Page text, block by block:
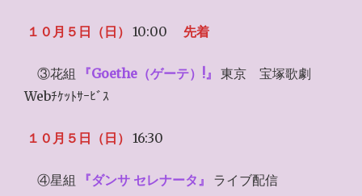
１０月５日（日） 10:00 先着
③花組 『Goethe（ゲーテ）!』
東京 宝塚歌劇
Webﾁｹｯﾄｻｰﾋﾞｽ
１０月５日（日） 16:30
④星組 『ダンサ セレナータ』 ライブ配信